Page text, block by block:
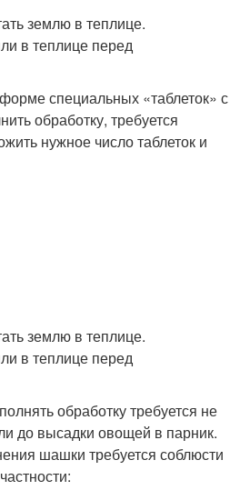
специальных «таблеток» с
обработку, требуется
нужное число таблеток и
обработку требуется не
до высадки овощей в парник.
шашки требуется соблюсти